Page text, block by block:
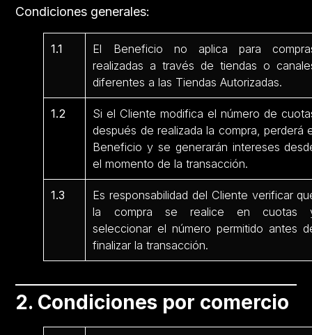
Condiciones generales:
1.1
El Beneficio no aplica para
realizadas a través de tiendas o
diferentes a las Tiendas Autorizadas.
1.2
Si el Cliente modifica el número de
después de realizada la compra, perderá
Beneficio y se generarán intereses
el momento de la transacción.
1.3
Es responsabilidad del Cliente verificar
la compra se realice en cuotas
seleccionar el número permitido antes
finalizar la transacción.
2. Condiciones por comercio